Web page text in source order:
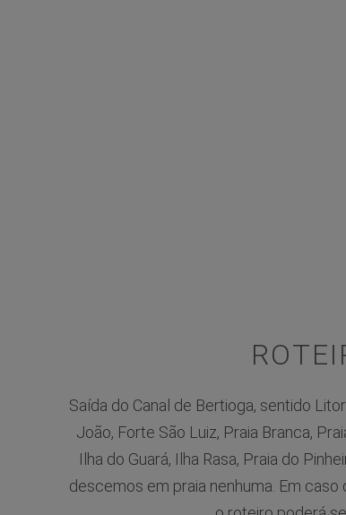
Saída do Canal de Bertioga, sentido
João, Forte São Luiz, Praia Branca,
Ilha do Guará, Ilha Rasa, Praia do
descemos em praia nenhuma. Em